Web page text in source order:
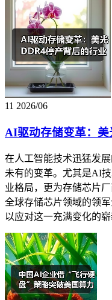
11 2026/06
AI驱动存储变革：
在人工智能技术迅猛发
未有的变革。尤其是AI
业格局，更为存储芯片
全球存储芯片领域的领
以应对这一充满变化的崭